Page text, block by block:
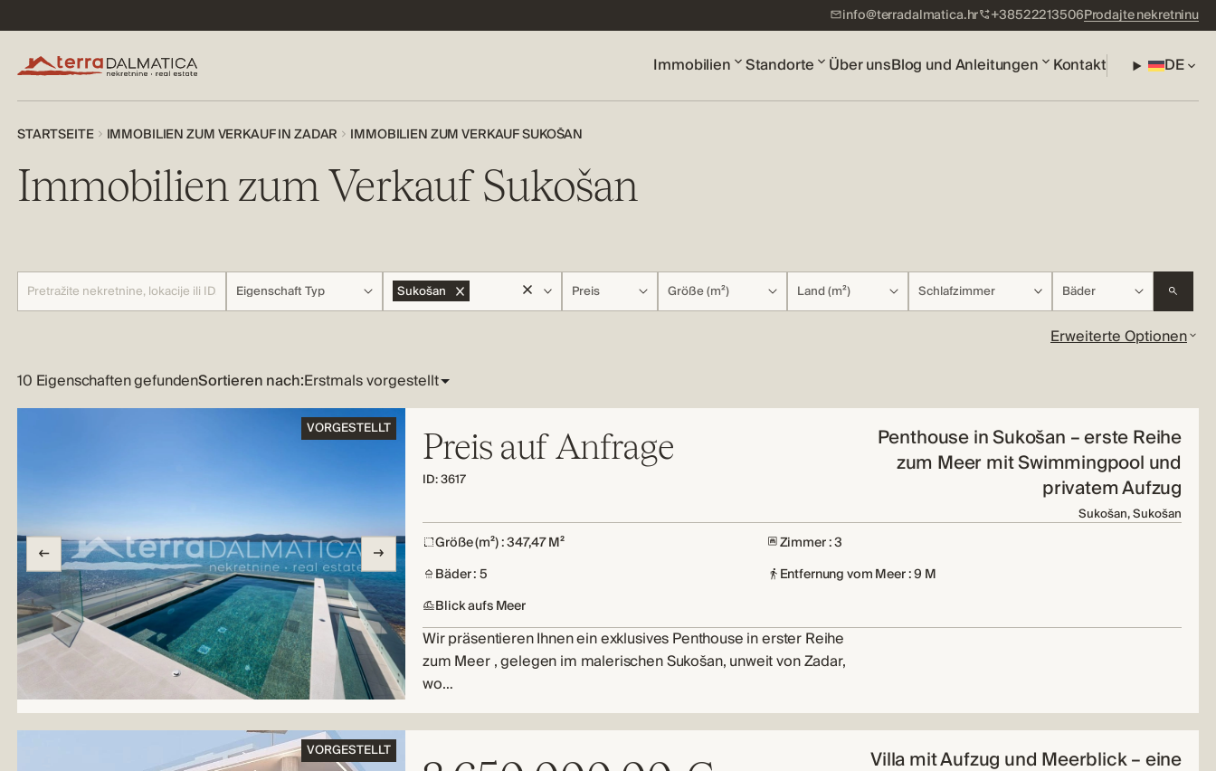
info@terradalmatica.hr +38522213506Prodajte nekretninu
Immobilien Standorte Über unsBlog und Anleitungen Kontakt DE
STARTSEITE IMMOBILIEN ZUM VERKAUF IN ZADAR IMMOBILIEN ZUM VERKAUF SUKOŠAN
Immobilien zum Verkauf Sukošan
Eigenschaft Typ Sukošan Preis Größe (m²) Land (m²) Schlafzimmer Bäder
Erweiterte Optionen
10 Eigenschaften gefundenSortieren nach:
VORGESTELLT Preis auf Anfrage
ID: 3617
Penthouse in Sukošan – erste Reihe
zum Meer mit Swimmingpool und
privatem Aufzug
Sukošan, Sukošan
Größe (m²) : 347,47 M²
Zimmer : 3
Bäder : 5
Entfernung vom Meer : 9 M
Blick aufs Meer
Wir präsentieren Ihnen ein exklusives Penthouse in erster Reihe
zum Meer , gelegen im malerischen Sukošan, unweit von Zadar,
wo…
VORGESTELLT
Villa mit Aufzug und Meerblick – eine